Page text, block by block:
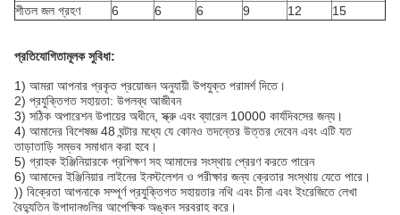
শীতল জল গ্রহণ
6 6 6 9 12 15
প্রতিযোগিতামূলক সুবিধা:
1) আমরা আপনার প্রকৃত প্রয়োজন অনুযায়ী উপযুক্ত পরামর্শ দিতে।
2) প্রযুক্তিগত সহায়তা: উপলব্ধ আজীবন
3) সঠিক অপারেশন উপায়ের অধীনে, স্ক্রু এবং ব্যারেল 10000 কার্যদিবসের জন্য।
4) আমাদের বিশেষজ্ঞ 48 ঘন্টার মধ্যে যে কোনও তদন্তের উত্তর দেবেন এবং এটি যত
তাড়াতাড়ি সম্ভব সমাধান করা হবে।
5) গ্রাহক ইঞ্জিনিয়ারকে প্রশিক্ষণ সহ আমাদের সংস্থায় প্রেরণ করতে পারেন
6) আমাদের ইঞ্জিনিয়ার লাইনের ইনস্টলেশন ও পরীক্ষার জন্য ক্রেতার সংস্থায় যেতে পারে।
)) বিক্রেতা আপনাকে সম্পূর্ণ প্রযুক্তিগত সহায়তার নথি এবং চীনা এবং ইংরেজিতে লেখা
বৈদ্যুতিন উপাদানগুলির আপেক্ষিক অঙ্কন সরবরাহ করে।